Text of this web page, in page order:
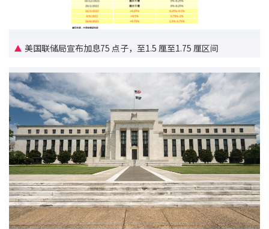
条款及细则
私隐政策
繁
本网页所提供资料仅作参考用途。
若因错漏而引致任何不便或损失，中原按揭概不负责。
本网站采用无障碍网页设计，如有任何问题，可查询：
2889 2886 / cmb@mail.centanet.com
美国联储局宣布加息75 点子，至1.5 厘至1.75 厘区间